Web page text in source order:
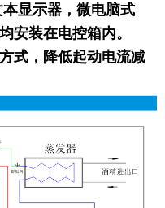
显示器，微电脑式
安装在电控箱内。
式，降低起动电流减